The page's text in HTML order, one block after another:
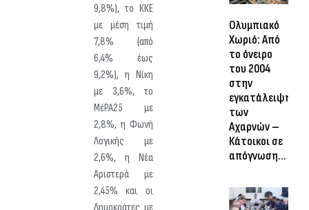
9,8%), το ΚΚΕ
με μέση τιμή
7,8% (από
6,4% έως
9,2%), η Νίκη
με 3,6%, το
ΜέΡΑ25 με
2,8%, η Φωνή
Λογικής με
2,6%, η Νέα
Αριστερά με
2,45% και οι
Ολυμπιακό
Χωριό: Από
το όνειρο
του 2004
στην
εγκατάλειψη
των
Αχαρνών –
Κάτοικοι σε
απόγνωση…